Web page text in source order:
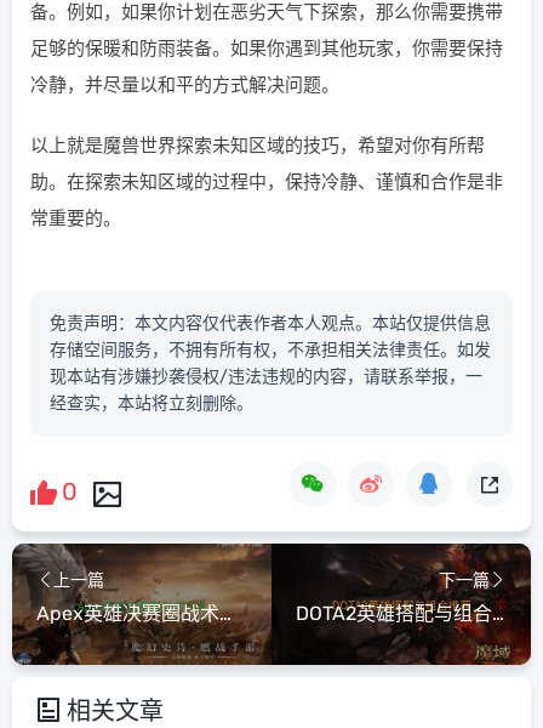
备。例如，如果你计划在恶劣天气下探索，那么你需要携带
足够的保暖和防雨装备。如果你遇到其他玩家，你需要保持
冷静，并尽量以和平的方式解决问题。
以上就是魔兽世界探索未知区域的技巧，希望对你有所帮
助。在探索未知区域的过程中，保持冷静、谨慎和合作是非
常重要的。
免责声明：本文内容仅代表作者本人观点。本站仅提供信息
存储空间服务，不拥有所有权，不承担相关法律责任。如发
现本站有涉嫌抄袭侵权/违法违规的内容，请联系举报，一
经查实，本站将立刻删除。
0
上一篇
Apex英雄决赛圈战术布局
下一篇
DOTA2英雄搭配与组合推荐
相关文章